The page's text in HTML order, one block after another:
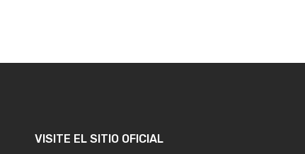
VISITE EL SITIO OFICIAL